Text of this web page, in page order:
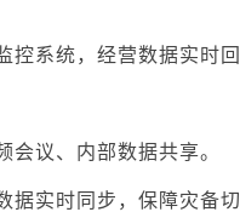
控系统，经营数据实时回
会议、内部数据共享。
据实时同步，保障灾备切